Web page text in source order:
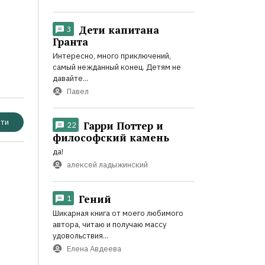
3
Дети капитана
Гранта
Интересно, много приключений,
самый нежданный конец. Детям не
давайте...
Павел
22
Гарри Поттер и
философский камень
да!
алексей ладыжинский
1 Гений
Шикарная книга от моего любимого
автора, читаю и получаю массу
удовольствия...
Елена Авдеева